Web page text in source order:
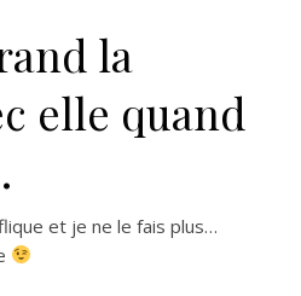
la
elle quand
et je ne le fais plus…